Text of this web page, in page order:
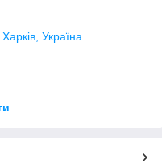
Україна